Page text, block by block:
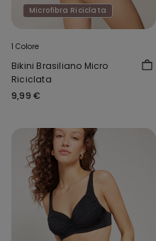
Microfibra Riciclata
1 Colore
Bikini Brasiliano Micro
Riciclata
9,99 €